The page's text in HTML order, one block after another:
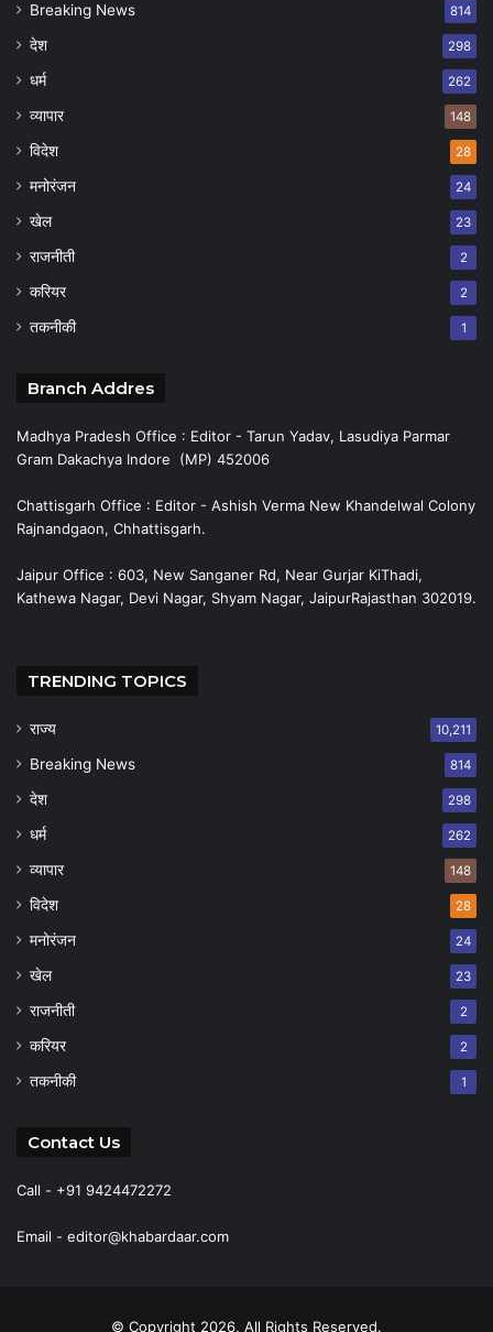
Breaking News 814
देश 298
धर्म 262
व्यापार 148
विदेश 28
मनोरंजन 24
खेल 23
राजनीती 2
करियर 2
तकनीकी 1
Branch Addres
Madhya Pradesh Office : Editor - Tarun Yadav, Lasudiya Parmar
Gram Dakachya Indore (MP) 452006
Chattisgarh Office : Editor - Ashish Verma New Khandelwal Colony
Rajnandgaon, Chhattisgarh.
Jaipur Office : 603, New Sanganer Rd, Near Gurjar KiThadi,
Kathewa Nagar, Devi Nagar, Shyam Nagar, JaipurRajasthan 302019.
TRENDING TOPICS
राज्य 10,211
Breaking News 814
देश 298
धर्म 262
व्यापार 148
विदेश 28
मनोरंजन 24
खेल 23
राजनीती 2
करियर 2
तकनीकी 1
Contact Us
Call - +91 9424472272
Email - editor@khabardaar.com
© Copyright 2026, All Rights Reserved.